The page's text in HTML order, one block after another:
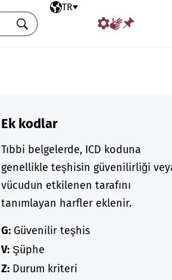
Seçili dil
TR
Ara
Ek kodlar
Tıbbi belgelerde, ICD koduna
genellikle teşhisin güvenilirliği
vücudun etkilenen tarafını
tanımlayan harfler eklenir.
G:Güvenilir teşhis
V:Şüphe
Z:Durum kriteri